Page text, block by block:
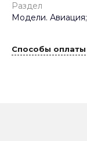
Раздел
Модели. Авиация;
Способы оплаты